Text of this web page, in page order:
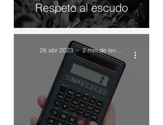
Respeto al escudo
26 abr 2023 2 min de lectura